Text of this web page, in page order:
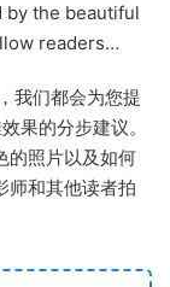
by the beautiful
readers…
我们都会为您提
果的分步建议。
的照片以及如何
师和其他读者拍